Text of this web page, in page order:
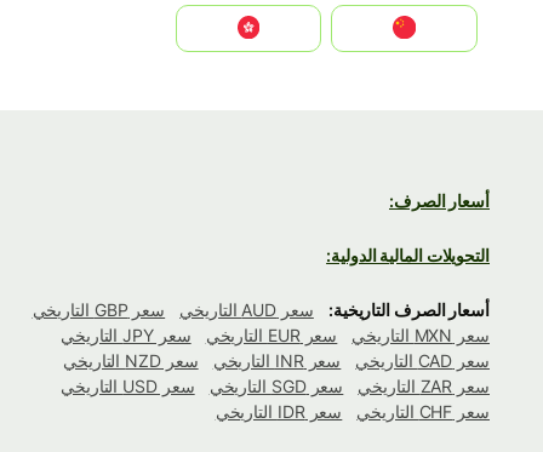
أسعار الصرف:
التحويلات المالية الدولية:
أسعار الصرف التاريخية: سعر AUD التاريخي
سعر GBP التاريخي
سعر MXN التاريخي
سعر EUR التاريخي
سعر JPY التاريخي
سعر CAD التاريخي
سعر INR التاريخي
سعر NZD التاريخي
سعر ZAR التاريخي
سعر SGD التاريخي
سعر USD التاريخي
سعر CHF التاريخي
سعر IDR التاريخي